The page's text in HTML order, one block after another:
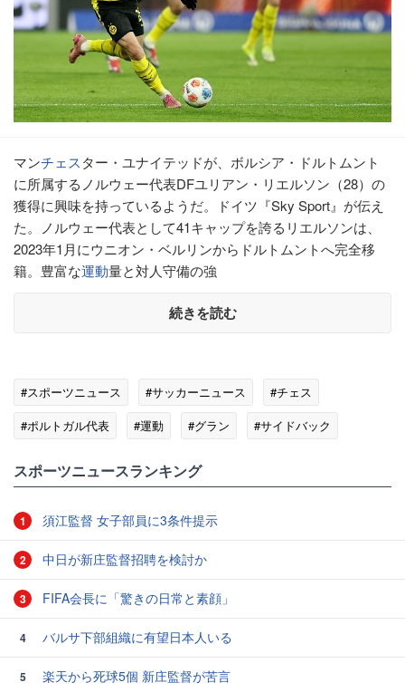
マンチェスター・ユナイテッドが、ボルシア・ドルトムント
に所属するノルウェー代表DFユリアン・リエルソン（28）の
獲得に興味を持っているようだ。ドイツ『Sky Sport』が伝え
た。ノルウェー代表として41キャップを誇るリエルソンは、
2023年1月にウニオン・ベルリンからドルトムントへ完全移
籍。豊富な運動量と対人守備の強
続きを読む
#スポーツニュース #サッカーニュース
#チェス
#ポルトガル代表
#運動 #グラン
#サイドバック
スポーツニュースランキング
1 須江監督 女子部員に3条件提示
2 中日が新庄監督招聘を検討か
3 FIFA会長に「驚きの日常と素顔」
4 バルサ下部組織に有望日本人いる
5
楽天から死球5個 新庄監督が苦言